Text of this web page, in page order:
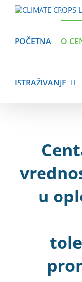
POČETNA O
ISTRAŽIVANJE
u